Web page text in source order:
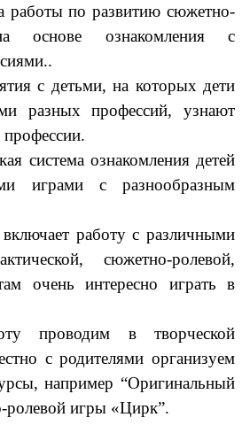
работы по развитию сюжетно-
основе ознакомления с
с детьми, на которых дети
разных профессий, узнают
система ознакомления детей
играми с разнообразным
включает работу с различными
сюжетно-ролевой,
очень интересно играть в
проводим в творческой
с родителями организуем
например “Оригинальный
игры «Цирк”.